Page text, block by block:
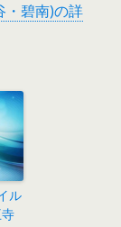
・碧南)の詳
ル